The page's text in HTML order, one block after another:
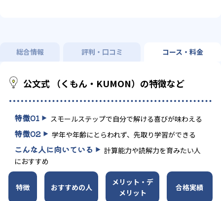
総合情報 評判・口コミ コース・料金
公文式 （くもん・KUMON）の特徴など
特徴01 スモールステップで自分で解ける喜びが味わえる
特徴02 学年や年齢にとらわれず、先取り学習ができる
こんな人に向いている
計算能力や読解力を育みたい人
におすすめ
特徴 おすすめの人
メリット・デ
メリット
合格実績